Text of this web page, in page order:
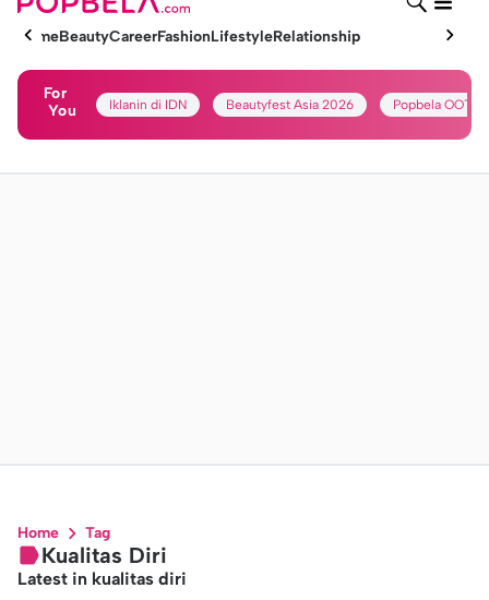
HomeBeautyCareerFashionLifestyleRelationship
For
You
Iklanin di IDN Beautyfest Asia 2026 Popbela OOTD
Home Tag
Kualitas Diri
Latest in kualitas diri